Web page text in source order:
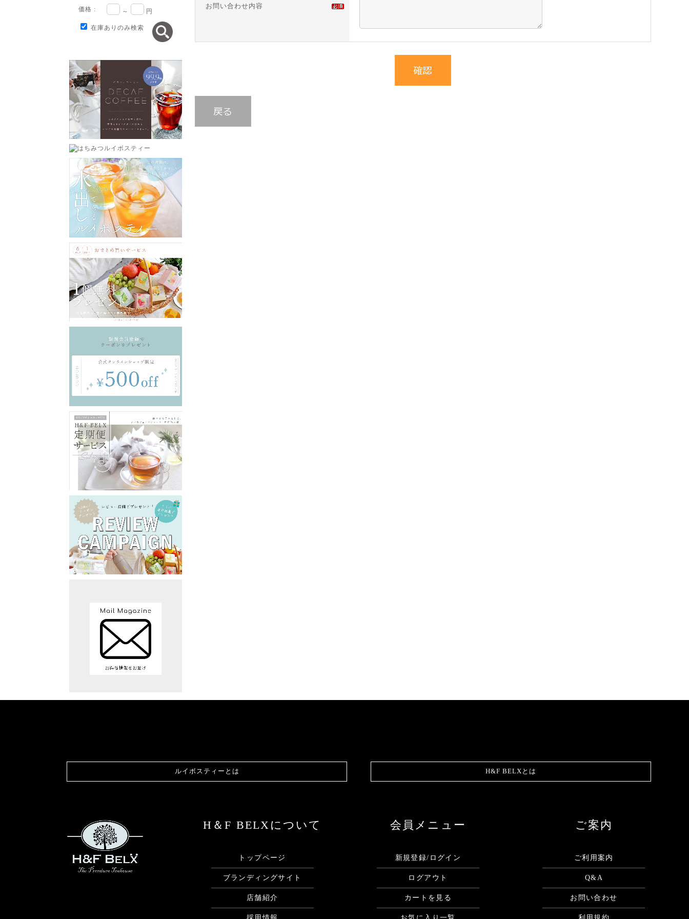
価格 : ～ 円
在庫ありのみ検索
お問い合わせ内容
ルイボスティーとは H&F BELXとは
H＆F BELXについて
トップページ
ブランディングサイト
店舗紹介
会員メニュー
新規登録/ログイン
ログアウト
カートを見る
ご案内
ご利用案内
Q&A
お問い合わせ